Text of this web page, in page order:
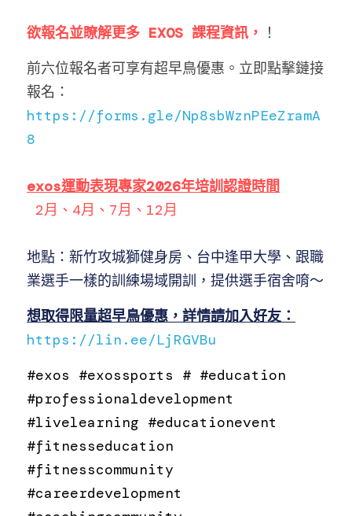
欲報名並瞭解更多 EXOS 課程資訊， ！
前六位報名者可享有超早鳥優惠。立即點擊鏈接
報名：
https://forms.gle/Np8sbWznPEeZramA
8
exos運動表現專家2026年培訓認證時間
2月、4月、7月、12月
地點：新竹攻城獅健身房、台中逢甲大學、跟職
業選手一樣的訓練場域開訓，提供選手宿舍唷～
想取得限量超早鳥優惠，詳情請加入好友：
https://lin.ee/LjRGVBu
#exos #exossports # #education
#professionaldevelopment
#livelearning #educationevent
#fitnesseducation
#fitnesscommunity
#careerdevelopment